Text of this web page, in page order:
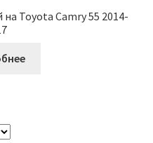
Toyota Camry 55 2014-